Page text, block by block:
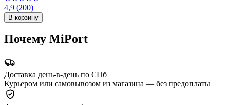
4,9 (200)
В корзину
Почему MiPort
Доставка день-в-день по СПб
Курьером или самовывозом из магазина — без предоплаты